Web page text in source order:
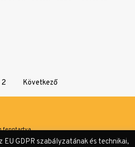
2 Következő
fenntartva
EU GDPR szabályzatának és technikai,